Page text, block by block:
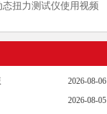
态扭力测试仪使用视频
2026-08-06
2026-08-05